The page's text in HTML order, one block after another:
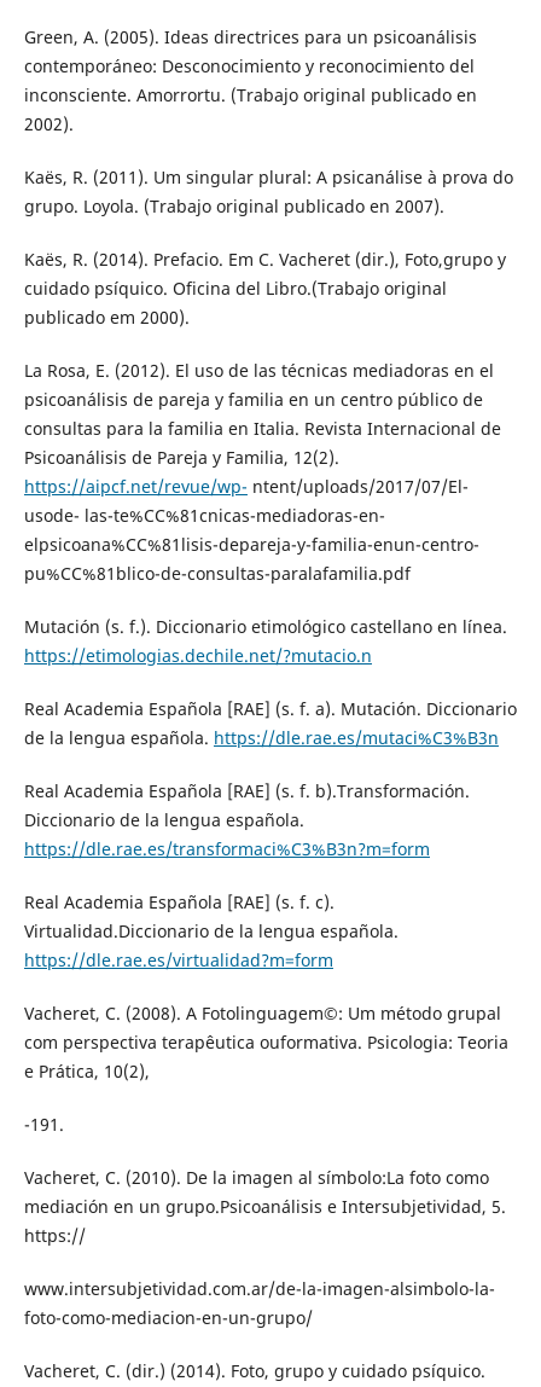
Green, A. (2005). Ideas directrices para un psicoanálisis
contemporáneo: Desconocimiento y reconocimiento del
inconsciente. Amorrortu. (Trabajo original publicado en
2002).
Kaës, R. (2011). Um singular plural: A psicanálise à prova do
grupo. Loyola. (Trabajo original publicado en 2007).
Kaës, R. (2014). Prefacio. Em C. Vacheret (dir.), Foto,grupo y
cuidado psíquico. Oficina del Libro.(Trabajo original
publicado em 2000).
La Rosa, E. (2012). El uso de las técnicas mediadoras en el
psicoanálisis de pareja y familia en un centro público de
consultas para la familia en Italia. Revista Internacional de
Psicoanálisis de Pareja y Familia, 12(2).
https://aipcf.net/revue/wp- ntent/uploads/2017/07/El-
usode- las-te%CC%81cnicas-mediadoras-en-
elpsicoana%CC%81lisis-depareja-y-familia-enun-centro-
pu%CC%81blico-de-consultas-paralafamilia.pdf
Mutación (s. f.). Diccionario etimológico castellano en línea.
https://etimologias.dechile.net/?mutacio.n
Real Academia Española [RAE] (s. f. a). Mutación. Diccionario
de la lengua española. https://dle.rae.es/mutaci%C3%B3n
Real Academia Española [RAE] (s. f. b).Transformación.
Diccionario de la lengua española.
https://dle.rae.es/transformaci%C3%B3n?m=form
Real Academia Española [RAE] (s. f. c).
Virtualidad.Diccionario de la lengua española.
https://dle.rae.es/virtualidad?m=form
Vacheret, C. (2008). A Fotolinguagem©: Um método grupal
com perspectiva terapêutica ouformativa. Psicologia: Teoria
e Prática, 10(2),
-191.
Vacheret, C. (2010). De la imagen al símbolo:La foto como
mediación en un grupo.Psicoanálisis e Intersubjetividad, 5.
https://
www.intersubjetividad.com.ar/de-la-imagen-alsimbolo-la-
foto-como-mediacion-en-un-grupo/
Vacheret, C. (dir.) (2014). Foto, grupo y cuidado psíquico.